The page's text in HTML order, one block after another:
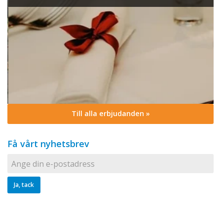
Till alla erbjudanden »
Få vårt nyhetsbrev